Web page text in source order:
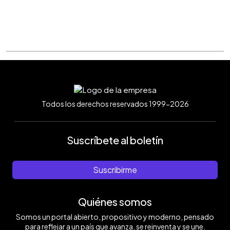
Todos los derechos reservados 1999-2026
Suscríbete al boletín
Suscribirme
Quiénes somos
Somos un portal abierto, propositivo y moderno, pensado
para reflejar a un país que avanza, se reinventa y se une.